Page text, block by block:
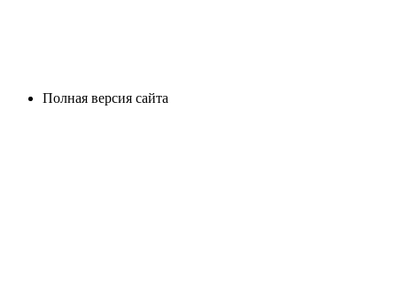
Полная версия сайта